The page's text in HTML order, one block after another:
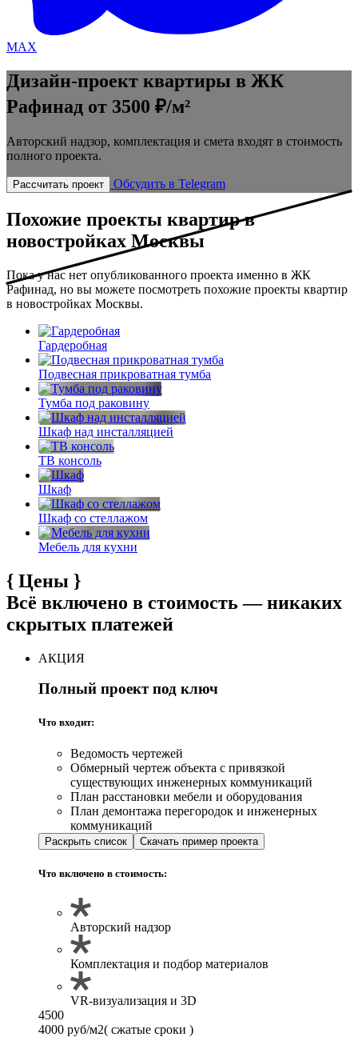
MAX
Дизайн-проект квартиры в ЖК
Рафинад от 3500 ₽/м²
Авторский надзор, комплектация и смета входят в стоимость
полного проекта.
Рассчитать проект Обсудить в Telegram
Похожие проекты квартир в
новостройках Москвы
Пока у нас нет опубликованного проекта именно в ЖК
Рафинад, но вы можете посмотреть похожие проекты квартир
в новостройках Москвы.
Гардеробная
Подвесная прикроватная тумба
Тумба под раковину
Шкаф над инсталляцией
ТВ консоль
Шкаф
Шкаф со стеллажом
Мебель для кухни
{ Цены }
Всё включено в стоимость — никаких
скрытых платежей
АКЦИЯ
Полный проект под ключ
Что входит:
Ведомость чертежей
Обмерный чертеж объекта с привязкой
существующих инженерных коммуникаций
План расстановки мебели и оборудования
План демонтажа перегородок и инженерных
коммуникаций
Раскрыть список Скачать пример проекта
Что включено в стоимость:
Авторский надзор
Комплектация и подбор материалов
VR-визуализация и 3D
4500
4000 руб/м2( сжатые сроки )